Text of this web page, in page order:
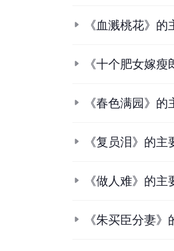
《血溅桃花》的
《十个肥女嫁
《春色满园》的
《复员泪》的主
《做人难》的主
《朱买臣分妻